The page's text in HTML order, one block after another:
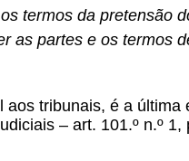
termos da pretensão
as partes e os termos
tribunais, é a última
– art. 101.º n.º 1,